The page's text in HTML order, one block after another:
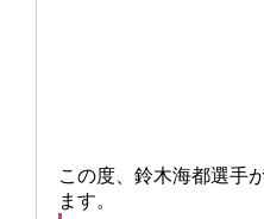
この度、 鈴木海都選手
ます。